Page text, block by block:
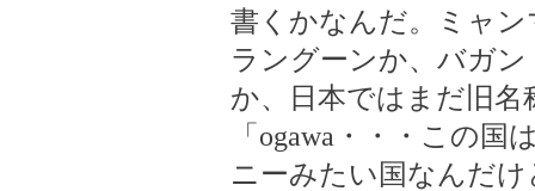
書くかなんだ。ミャ
ラングーンか、バガン
か、日本ではまだ旧
「ogawa・・・この
ニーみたい国なんだ